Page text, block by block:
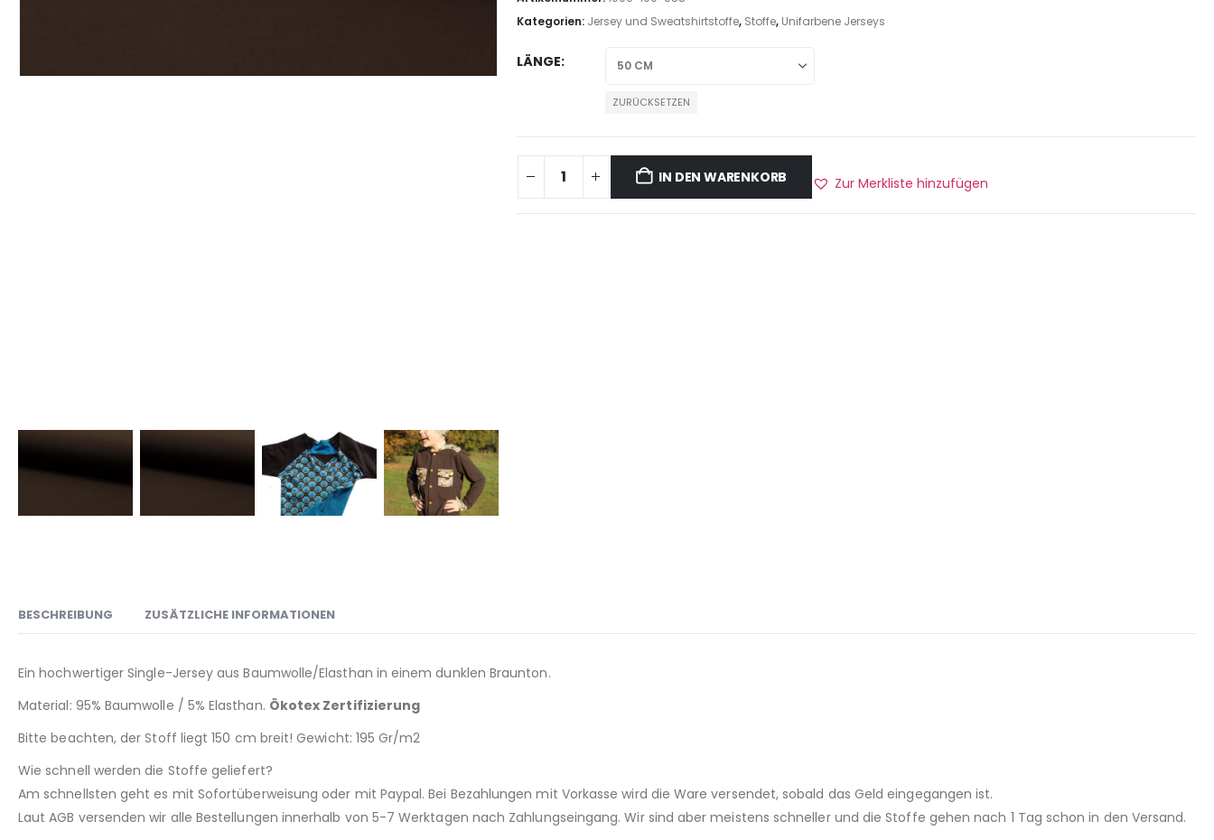
Kategorien: Jersey und Sweatshirtstoffe, Stoffe, Unifarbene Jerseys
LÄNGE
ZURÜCKSETZEN
IN DEN WARENKORB Zur Merkliste hinzufügen
BESCHREIBUNG ZUSÄTZLICHE INFORMATIONEN
Ein hochwertiger Single-Jersey aus Baumwolle/Elasthan in einem dunklen Braunton.
Material: 95% Baumwolle / 5% Elasthan. Ökotex Zertifizierung
Bitte beachten, der Stoff liegt 150 cm breit! Gewicht: 195 Gr/m2
Wie schnell werden die Stoffe geliefert?
Am schnellsten geht es mit Sofortüberweisung oder mit Paypal. Bei Bezahlungen mit Vorkasse wird die Ware versendet, sobald das Geld eingegangen ist.
Laut AGB versenden wir alle Bestellungen innerhalb von 5-7 Werktagen nach Zahlungseingang. Wir sind aber meistens schneller und die Stoffe gehen nach 1 Tag schon in den Versand.